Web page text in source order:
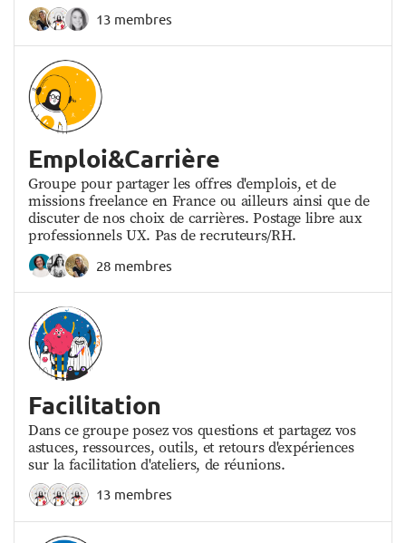
13 membres
Emploi&Carrière
Groupe pour partager les offres d'emplois, et de
missions freelance en France ou ailleurs ainsi que de
discuter de nos choix de carrières. Postage libre aux
professionnels UX. Pas de recruteurs/RH.
28 membres
Facilitation
Dans ce groupe posez vos questions et partagez vos
astuces, ressources, outils, et retours d'expériences
sur la facilitation d'ateliers, de réunions.
13 membres